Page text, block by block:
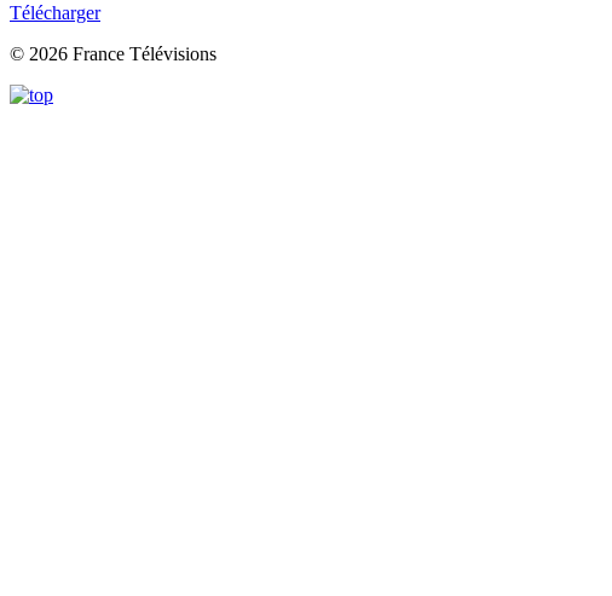
Télécharger
© 2026 France Télévisions